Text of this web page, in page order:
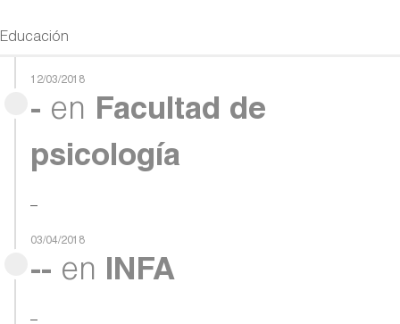
Educación
12/03/2018
- en Facultad de
psicología
–
03/04/2018
-- en INFA